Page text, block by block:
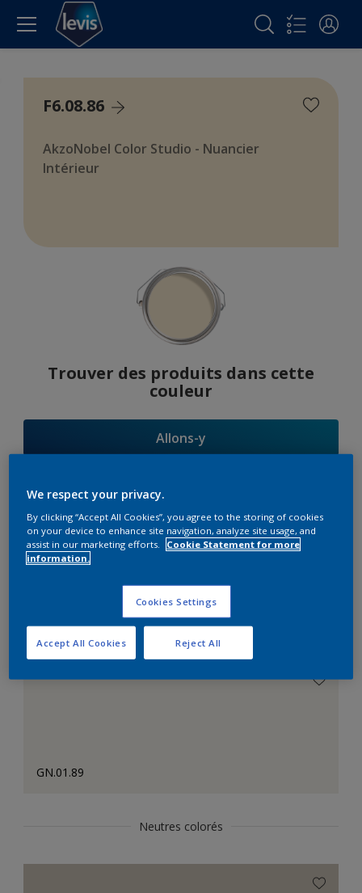
F6.08.86
AkzoNobel Color Studio - Nuancier
Intérieur
Trouver des produits dans cette
couleur
Allons-y
Suggestions
d'Harmonies
Le Blanc Parfait
GN.01.89
Neutres colorés
We respect your privacy.
By clicking “Accept All Cookies”, you agree to the storing of cookies
on your device to enhance site navigation, analyze site usage, and
assist in our marketing efforts.
Cookie Statement for more
information.
Cookies Settings
Reject All
Accept All Cookies